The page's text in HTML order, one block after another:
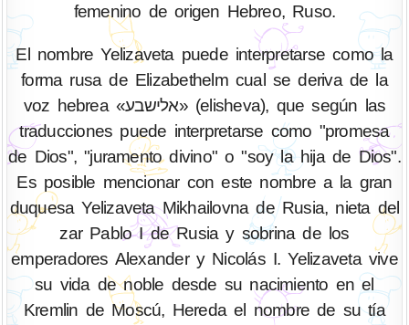
femenino de origen Hebreo, Ruso.
El nombre Yelizaveta puede interpretarse como la
forma rusa de Elizabethelm cual se deriva de la
voz hebrea «אלישבע» (elisheva), que según las
traducciones puede interpretarse como "promesa
de Dios", "juramento divino" o "soy la hija de Dios".
Es posible mencionar con este nombre a la gran
duquesa Yelizaveta Mikhailovna de Rusia, nieta del
zar Pablo I de Rusia y sobrina de los
emperadores Alexander y Nicolás I. Yelizaveta vive
su vida de noble desde su nacimiento en el
Kremlin de Moscú, Hereda el nombre de su tía